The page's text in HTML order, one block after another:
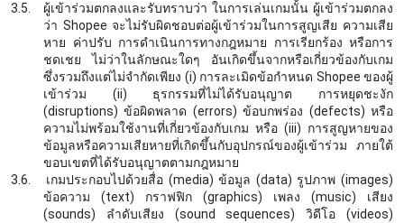
3.5.
ผู้เข้าร่วมตกลงและรับทราบว่า ในการเล่นเกมนั้น ผู้เข้าร่วมตกลง
ว่า Shopee จะไม่รับผิดชอบต่อผู้เข้าร่วมในการสูญเสีย ความเสีย
หาย ค่าปรับ การดำเนินการทางกฎหมาย การเรียกร้อง หรือการ
ชดเชย ไม่ว่าในลักษณะใดๆ อันเกิดขึ้นจากหรือเกี่ยวข้องกับเกม
ซึ่งรวมถึงแต่ไม่จำกัดเพียง (i) การละเมิดข้อกำหนด Shopee ของผู้
เข้าร่วม (ii) ธุรกรรมที่ไม่ได้รับอนุญาต การหยุดชะงัก
(disruptions) ข้อผิดพลาด (errors) ข้อบกพร่อง (defects) หรือ
ความไม่พร้อมใช้งานที่เกี่ยวข้องกับเกม หรือ (iii) การสูญหายของ
ข้อมูลหรือความเสียหายที่เกิดขึ้นกับอุปกรณ์ของผู้เข้าร่วม ภายใต้
ขอบเขตที่ได้รับอนุญาตตามกฎหมาย
3.6.
เกมประกอบไปด้วยสื่อ (media) ข้อมูล (data) รูปภาพ (images)
ข้อความ (text) กราฟฟิก (graphics) เพลง (music) เสียง
(sounds) ลำดับเสียง (sound sequences) วิดีโอ (videos)